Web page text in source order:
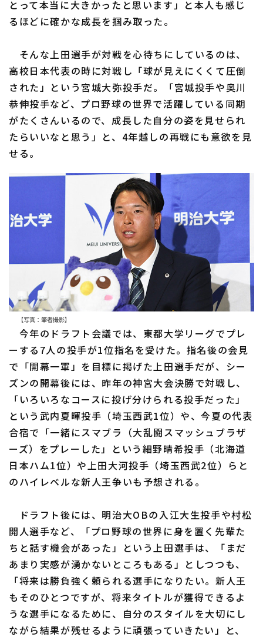
とって本当に大きかったと思います」と本人も感じ
るほどに確かな成長を掴み取った。
そんな上田選手が対戦を心待ちにしているのは、
高校日本代表の時に対戦し「球が見えにくくて圧倒
された」という宮城大弥投手だ。「宮城投手や奥川
恭伸投手など、プロ野球の世界で活躍している同期
がたくさんいるので、成長した自分の姿を見せられ
たらいいなと思う」と、4年越しの再戦にも意欲を見
せる。
【写真：筆者撮影】
今年のドラフト会議では、東都大学リーグでプレ
ーする7人の投手が1位指名を受けた。指名後の会見
で「開幕一軍」を目標に掲げた上田選手だが、シー
ズンの開幕後には、昨年の神宮大会決勝で対戦し、
「いろいろなコースに投げ分けられる投手だった」
という武内夏暉投手（埼玉西武1位）や、今夏の代表
合宿で「一緒にスマブラ（大乱闘スマッシュブラザ
ーズ）をプレーした」という細野晴希投手（北海道
日本ハム1位）や上田大河投手（埼玉西武2位）らと
のハイレベルな新人王争いも予想される。
ドラフト後には、明治大OBの入江大生投手や村松
開人選手など、「プロ野球の世界に身を置く先輩た
ちと話す機会があった」という上田選手は、「まだ
あまり実感が湧かないところもある」としつつも、
「将来は勝負強く頼られる選手になりたい。新人王
もそのひとつですが、将来タイトルが獲得できるよ
うな選手になるために、自分のスタイルを大切にし
ながら結果が残せるように頑張っていきたい」と、